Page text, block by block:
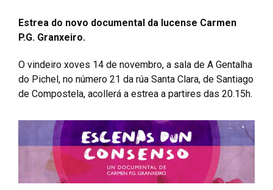
Estrea do novo documental da lucense Carmen
P.G. Granxeiro.
O vindeiro xoves 14 de novembro, a sala de A Gentalha
do Pichel, no número 21 da rúa Santa Clara, de Santiago
de Compostela, acollerá a estrea a partires das 20.15h.